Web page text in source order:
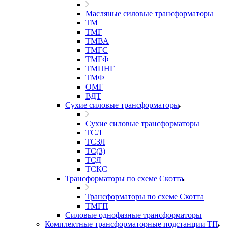
Масляные силовые трансформаторы
ТМ
ТМГ
ТМВА
ТМГС
ТМГФ
ТМПНГ
ТМФ
ОМГ
ВДТ
Сухие силовые трансформаторы
Сухие силовые трансформаторы
ТСЛ
ТСЗЛ
ТС(З)
ТСД
ТСКС
Трансформаторы по схеме Скотта
Трансформаторы по схеме Скотта
ТМГП
Силовые однофазные трансформаторы
Комплектные трансформаторные подстанции ТП